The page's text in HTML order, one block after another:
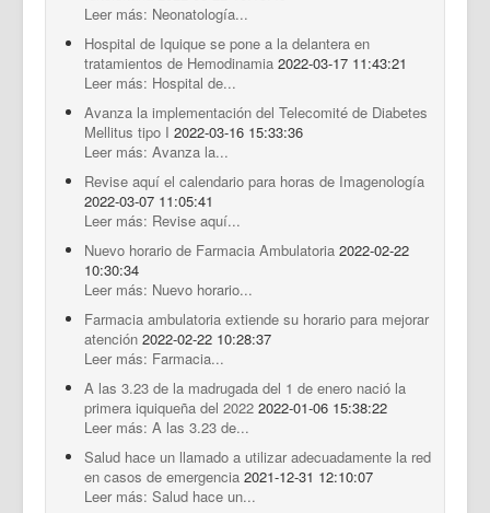
Leer más: Neonatología...
Hospital de Iquique se pone a la delantera en
tratamientos de Hemodinamia 2022-03-17 11:43:21
Leer más: Hospital de...
Avanza la implementación del Telecomité de Diabetes
Mellitus tipo I 2022-03-16 15:33:36
Leer más: Avanza la...
Revise aquí el calendario para horas de Imagenología
2022-03-07 11:05:41
Leer más: Revise aquí...
Nuevo horario de Farmacia Ambulatoria 2022-02-22
10:30:34
Leer más: Nuevo horario...
Farmacia ambulatoria extiende su horario para mejorar
atención 2022-02-22 10:28:37
Leer más: Farmacia...
A las 3.23 de la madrugada del 1 de enero nació la
primera iquiqueña del 2022 2022-01-06 15:38:22
Leer más: A las 3.23 de...
Salud hace un llamado a utilizar adecuadamente la red
en casos de emergencia 2021-12-31 12:10:07
Leer más: Salud hace un...